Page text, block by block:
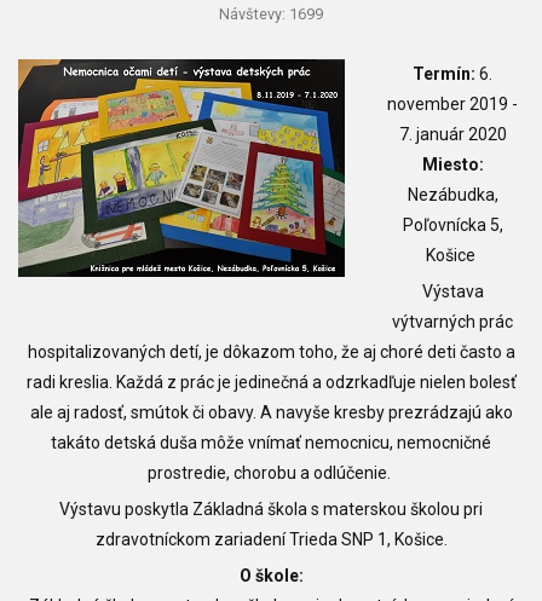
Návštevy: 1699
Termín: 6.
november 2019 -
7. január 2020
Miesto:
Nezábudka,
Poľovnícka 5,
Košice
Výstava
výtvarných prác
hospitalizovaných detí, je dôkazom toho, že aj choré deti často a
radi kreslia. Každá z prác je jedinečná a odzrkadľuje nielen bolesť
ale aj radosť, smútok či obavy. A navyše kresby prezrádzajú ako
takáto detská duša môže vnímať nemocnicu, nemocničné
prostredie, chorobu a odlúčenie.
Výstavu poskytla Základná škola s materskou školou pri
zdravotníckom zariadení Trieda SNP 1, Košice.
O škole: